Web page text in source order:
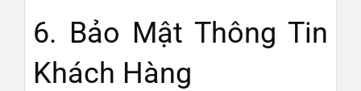
6. Bảo Mật Thông Tin
Khách Hàng